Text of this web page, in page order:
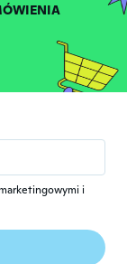
przesłane
i